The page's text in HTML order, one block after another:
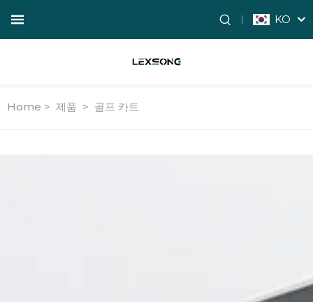
KO
Home > 제품 > 골프 카트